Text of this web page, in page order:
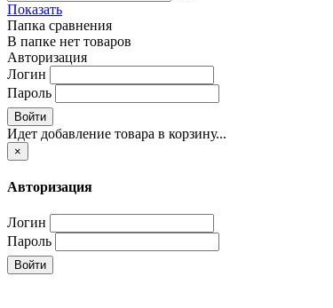
Показать
Папка сравнения
В папке нет товаров
Авторизация
Логин
Пароль
Войти
Идет добавление товара в корзину...
×
Авторизация
Логин
Пароль
Войти